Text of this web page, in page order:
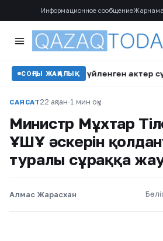
Информационное сообщениеЖарнама
СОҢҒЫ ЖАҢАЛЫҚ
қызға үйленген актер сүйінші
САЯСАТ22 ақпан·1 мин оқу
Министр Мұхтар
ҰҚШҰ әскерін
туралы сұраққа
Алмас Жарасхан